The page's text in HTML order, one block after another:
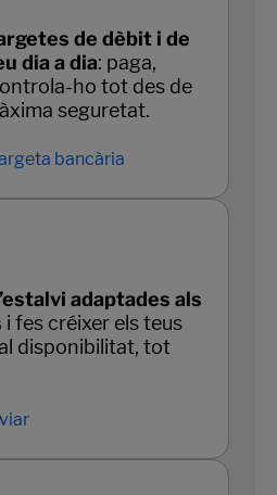
de dèbit i de
dia a dia: paga,
ho tot des de
seguretat.
bancària
adaptades als
i fes créixer els teus
disponibilitat, tot